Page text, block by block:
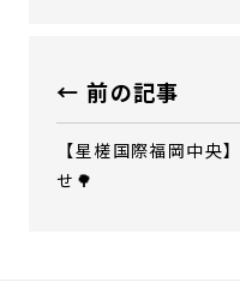
← 前の記事
【星槎国際福岡中央
せ🌳